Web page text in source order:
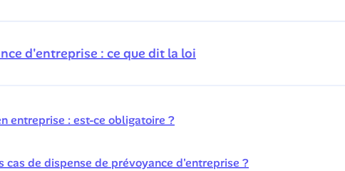
d'entreprise : ce que dit la loi
entreprise : est-ce obligatoire ?
cas de dispense de prévoyance d'entreprise ?